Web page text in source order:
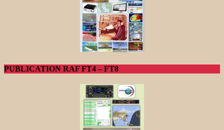
PUBLICATION RAF FT4 – FT8